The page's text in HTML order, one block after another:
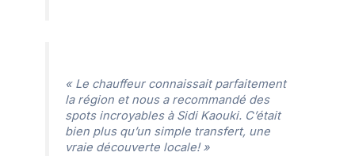
« Le chauffeur connaissait parfaitement
la région et nous a recommandé des
spots incroyables à Sidi Kaouki. C’était
bien plus qu’un simple transfert, une
vraie découverte locale! »